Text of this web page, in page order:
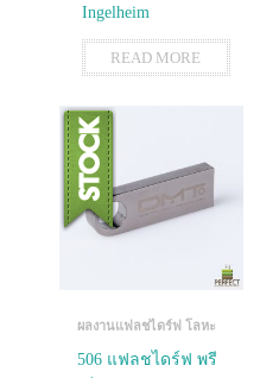
Ingelheim
READ MORE
ผลงานแฟลชไดร์ฟ โลหะ
506 แฟลชไดร์ฟ พรี